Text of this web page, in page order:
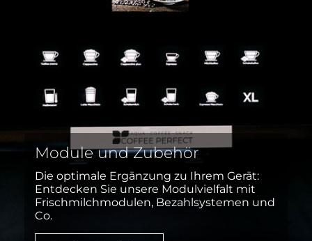
Module und Zubehör
Die optimale Ergänzung zu Ihrem Gerät:
Entdecken Sie unsere Modulvielfalt mit
Frischmilchmodulen, Bezahlsystemen und
Co.